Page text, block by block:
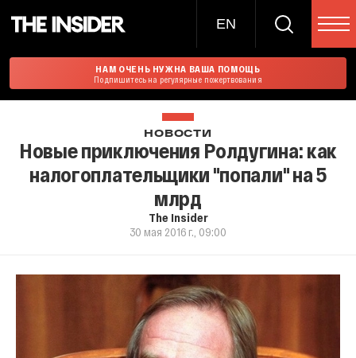
EN
НАМ ОЧЕНЬ НУЖНА ВАША ПОМОЩЬ
Подпишитесь на регулярные пожертвования
НОВОСТИ
Новые приключения Ролдугина: как
налогоплательщики "попали" на 5
млрд
The Insider
30 мая 2016 г., 09:00